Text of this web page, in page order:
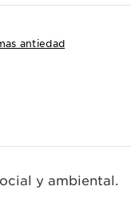
antiedad
y ambiental.